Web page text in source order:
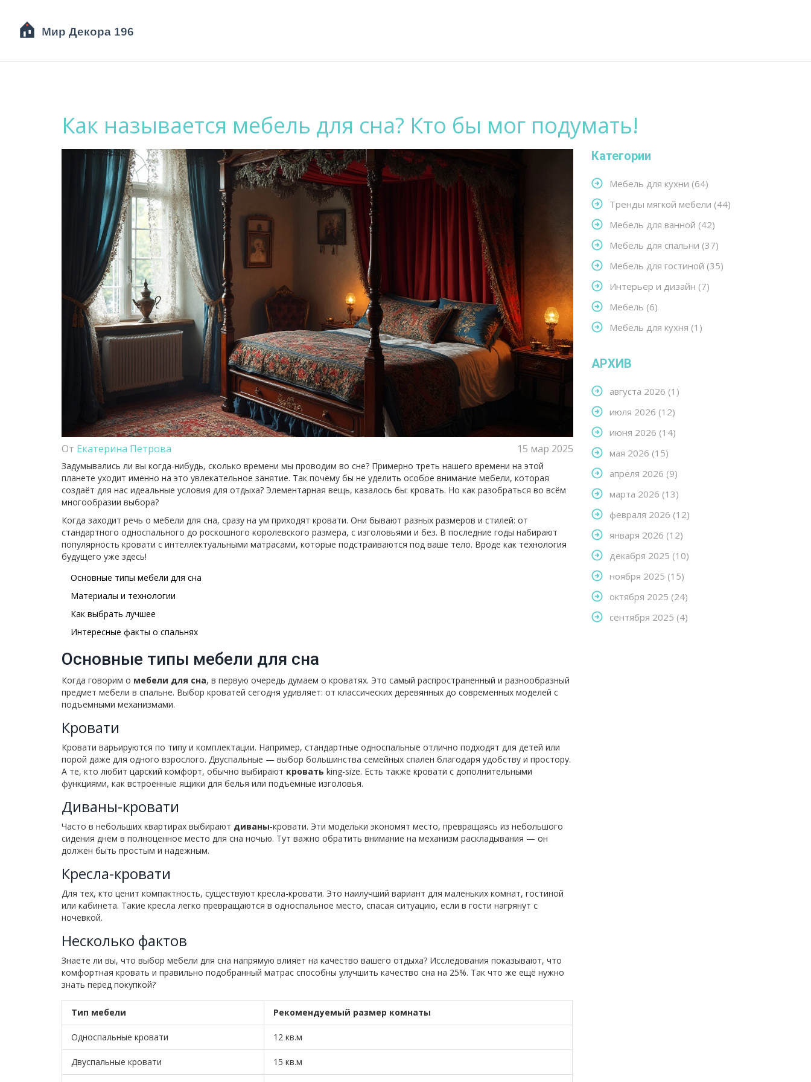
Как называется мебель для сна? Кто бы мог подумать!
От Екатерина Петрова 15 мар 2025
Задумывались ли вы когда-нибудь, сколько времени мы проводим во сне? Примерно треть нашего времени на этой
планете уходит именно на это увлекательное занятие. Так почему бы не уделить особое внимание мебели, которая
создаёт для нас идеальные условия для отдыха? Элементарная вещь, казалось бы: кровать. Но как разобраться во всём
многообразии выбора?
Когда заходит речь о мебели для сна, сразу на ум приходят кровати. Они бывают разных размеров и стилей: от
стандартного односпального до роскошного королевского размера, с изголовьями и без. В последние годы набирают
популярность кровати с интеллектуальными матрасами, которые подстраиваются под ваше тело. Вроде как технология
будущего уже здесь!
Основные типы мебели для сна
Материалы и технологии
Как выбрать лучшее
Интересные факты о спальнях
Основные типы мебели для сна
Когда говорим о мебели для сна, в первую очередь думаем о кроватях. Это самый распространенный и разнообразный
предмет мебели в спальне. Выбор кроватей сегодня удивляет: от классических деревянных до современных моделей с
подъемными механизмами.
Кровати
Кровати варьируются по типу и комплектации. Например, стандартные односпальные отлично подходят для детей или
порой даже для одного взрослого. Двуспальные — выбор большинства семейных спален благодаря удобству и простору.
А те, кто любит царский комфорт, обычно выбирают кровать king-size. Есть также кровати с дополнительными
функциями, как встроенные ящики для белья или подъёмные изголовья.
Диваны-кровати
Часто в небольших квартирах выбирают диваны-кровати. Эти модельки экономят место, превращаясь из небольшого
сидения днём в полноценное место для сна ночью. Тут важно обратить внимание на механизм раскладывания — он
должен быть простым и надежным.
Кресла-кровати
Для тех, кто ценит компактность, существуют кресла-кровати. Это наилучший вариант для маленьких комнат, гостиной
или кабинета. Такие кресла легко превращаются в односпальное место, спасая ситуацию, если в гости нагрянут с
ночевкой.
Несколько фактов
Знаете ли вы, что выбор мебели для сна напрямую влияет на качество вашего отдыха? Исследования показывают, что
комфортная кровать и правильно подобранный матрас способны улучшить качество сна на 25%. Так что же ещё нужно
знать перед покупкой?
Тип мебели Рекомендуемый размер комнаты
Односпальные кровати 12 кв.м
Двуспальные кровати 15 кв.м
Категории
Мебель для кухни (64)
Тренды мягкой мебели (44)
Мебель для ванной (42)
Мебель для спальни (37)
Мебель для гостиной (35)
Интерьер и дизайн (7)
Мебель (6)
Мебель для кухня (1)
АРХИВ
августа 2026 (1)
июля 2026 (12)
июня 2026 (14)
мая 2026 (15)
апреля 2026 (9)
марта 2026 (13)
февраля 2026 (12)
января 2026 (12)
декабря 2025 (10)
ноября 2025 (15)
октября 2025 (24)
сентября 2025 (4)